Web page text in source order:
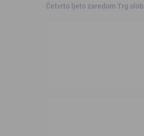
Četvrto ljeto zaredom Trg